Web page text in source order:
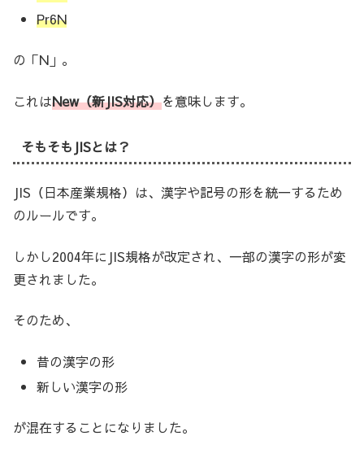
Pr6N
の「N」。
これはNew（新JIS対応）を意味します。
そもそもJISとは？
JIS（日本産業規格）は、漢字や記号の形を統一するため
のルールです。
しかし2004年にJIS規格が改定され、一部の漢字の形が変
更されました。
そのため、
昔の漢字の形
新しい漢字の形
が混在することになりました。